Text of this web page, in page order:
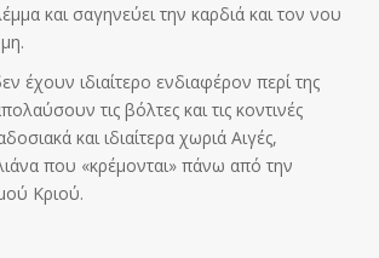
και σαγηνεύει την καρδιά και τον νου
έχουν ιδιαίτερο ενδιαφέρον περί της
τις βόλτες και τις κοντινές
και ιδιαίτερα χωριά Αιγές,
που «κρέμονται» πάνω από την
Κριού.